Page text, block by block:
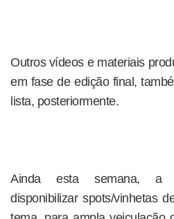
Outros vídeos e materiais
em fase de edição final,
lista, posteriormente.
Ainda esta semana, a
disponibilizar spots/vinhetas